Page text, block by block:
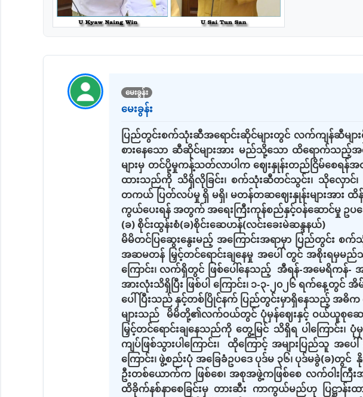
မေးခွန်း
မေးခွန်း
ပြည်တွင်းစက်သုံးဆီအရောင်းဆိုင်များတွင် လက်ကျန်ဆီများရှိ
စားနေသော ဆီဆိုင်များအား မည်သို့သော ထိရောက်သည့်အရ
များမှ တင်ပို့မှုကန့်သတ်လာပါက ဈေးနှုန်းတည်ငြိမ်စေရ
ထားသည်ကို သိရှိလိုခြင်း၊ စက်သုံးဆီတင်သွင်း၊ သိုလှောင်၊ ဖြ
တကယ် ပြတ်လပ်မှု ရှိ မရှိ၊ မတန်တဆဈေးနှုန်းများအား ထိန်
ကွယ်ပေးရန် အတွက် အရေးကြီးကုန်စည်နှင့်ဝန်ဆောင်မှု ဥပ
(ခ) စိုင်းထွန်းစံ(ခ)စိုင်းဆေဟန်(လင်းခေးမဲဆန္ဒနယ်)
မိမိတင်ပြဆွေးနွေးမည့် အကြောင်းအရာမှာ ပြည်တွင်း စက်
အဆမတန် မြှင့်တင်ရောင်းချနေမှု အပေါ် တွင် အစိုးရမှမည်သို့
ကြောင်း၊ လက်ရှိတွင် ဖြစ်ပေါ်နေသည့် အီရန်-အမေရိကန်- အ
အားလုံးသိရှိပြီး ဖြစ်ပါ ကြောင်း၊ ၁-၃-၂၀၂၆ ရက်
ပေါ်ပြီးသည် နှင့်တစ်ပြိုင်နက် ပြည်တွင်းမှာရှိနေသည့် အဓိ
များသည် မိမိတို့၏လက်ဝယ်တွင် ပုံမှန်ဈေးနှင့် ဝယ်ယူစုဆော
မြှင့်တင်ရောင်းချနေသည်ကို တွေ့မြင် သိရှိရ ပါကြောင်း
ကျပ်ဖြစ်သွားပါကြောင်း၊ ထိုကြောင့် အများပြည်သူ
ကြောင်း၊ ဖွဲ့စည်းပုံ အခြေခံဥပဒေ ပုဒ်မ ၃၆၊ ပုဒ်မခွဲ(ခ)တွင်
ဦးတစ်ယောက်က ဖြစ်စေ၊ အစုအဖွဲ့ကဖြစ်စေ လက်ဝါးကြီး
ထိခိုက်နစ်နာစေခြင်းမှ တားဆီး ကာကွယ်မည်ဟု ပြဋ္ဌာန်းထ